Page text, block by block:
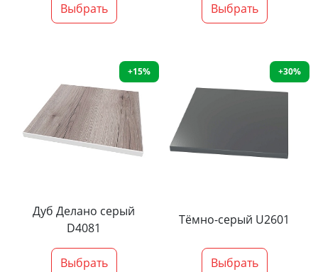
Выбрать Выбрать
+15%
Дуб Делано серый
D4081
Выбрать
+30%
Тёмно-серый U2601
Выбрать